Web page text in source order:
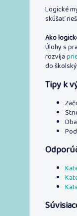
Logické
skúšať
Ako
Úlohy s
rozvíja
do
Tipy k